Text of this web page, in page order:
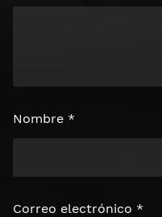
Nombre *
Correo electrónico *